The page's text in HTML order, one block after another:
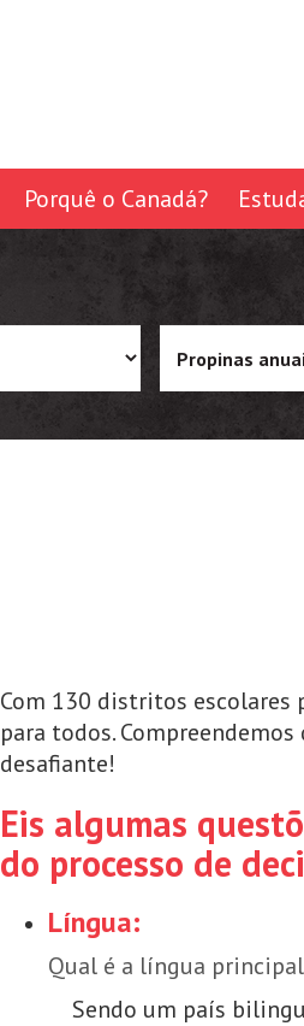
Porquê o Canadá?
Com 130 distritos escolares
para todos.
desafiante!
Eis algumas
do processo de
Língua:
Qual é a língua
Sendo um país